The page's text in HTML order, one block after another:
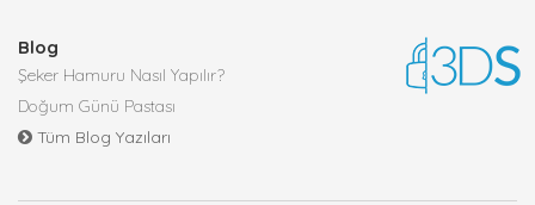
Blog
Şeker Hamuru Nasıl Yapılır?
Doğum Günü Pastası
Tüm Blog Yazıları